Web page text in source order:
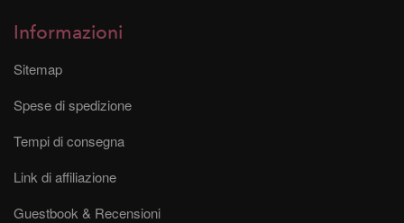
Informazioni
Sitemap
Spese di spedizione
Tempi di consegna
Link di affiliazione
Guestbook & Recensioni